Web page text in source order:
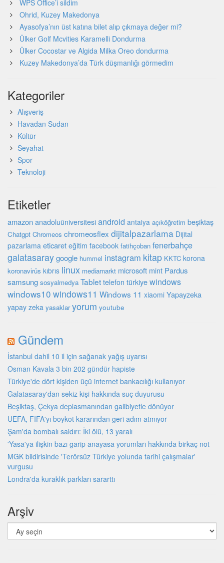
WPS Office’i sildim
Ohrid, Kuzey Makedonya
Ayasofya’nın üst katına bilet alıp çıkmaya değer mi?
Ülker Golf Mcvities Karamelli Dondurma
Ülker Cocostar ve Algida Milka Oreo dondurma
Kuzey Makedonya’da Türk düşmanlığı görmedim
Kategoriler
Alışveriş
Havadan Sudan
Kültür
Seyahat
Spor
Teknoloji
Etiketler
amazon anadoluüniversitesi android antalya açıköğretim beşiktaş
Chatgpt Chromeos chromeosflex dijitalpazarlama Dijital
pazarlama eticaret eğitim facebook fatihçoban fenerbahçe
galatasaraygoogle hummel instagram kitap KKTC korona
koronavirüs kıbrıs linux mediamarkt microsoft mint Pardus
samsung sosyalmedya Tablet telefon türkiyewindows
windows10 windows11 Windows 11 xiaomi Yapayzeka
yapay zeka yasaklar yorum youtube
Gündem
İstanbul dahil 10 il için sağanak yağış uyarısı
Osman Kavala 3 bin 202 gündür hapiste
Türkiye'de dört kişiden üçü internet bankacılığı kullanıyor
Galatasaray'dan sekiz kişi hakkında suç duyurusu
Beşiktaş, Çekya deplasmanından galibiyetle dönüyor
UEFA, FIFA'yı boykot kararından geri adım atmıyor
Şam'da bombalı saldırı: İki ölü, 13 yaralı
'Yasa'ya ilişkin bazı garip anayasa yorumları hakkında birkaç not
MGK bildirisinde 'Terörsüz Türkiye yolunda tarihi çalışmalar'
vurgusu
Londra'da kuraklık parkları sararttı
Arşiv
Arşiv